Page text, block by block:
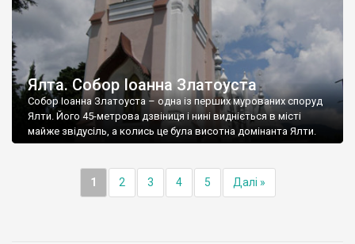
Ялта. Собор Іоанна Златоуста
Собор Іоанна Златоуста – одна із перших мурованих споруд
Ялти. Його 45-метрова дзвіниця і нині видніється в місті
майже звідусіль, а колись це була висотна домінанта Ялти.
1 2 3 4 5 Далі »